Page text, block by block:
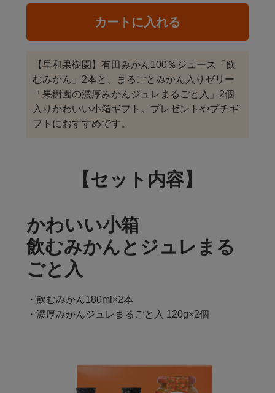
カートに入れる
【早和果樹園】有田みかん100％ジュース「飲
むみかん」2本と、まるごとみかん入りゼリー
「果樹園の濃厚みかんジュレまるごと入」2個
入りかわいい小箱ギフト。プレゼントやプチギ
フトにおすすめです。
【セット内容】
かわいい小箱
飲むみかんとジュレまる
ごと入
・飲むみかん180ml×2本
・濃厚みかんジュレまるごと入 120g×2個